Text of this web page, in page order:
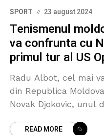
SPORT 23 august 2024
Tenismenul
va confrunta cu
primul tur al US
Radu Albot, cel mai
din Republica
Novak Djokovic, unul
READ MORE